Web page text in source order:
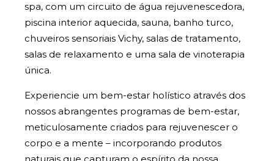
spa, com um circuito de água rejuvenescedora,
piscina interior aquecida, sauna, banho turco,
chuveiros sensoriais Vichy, salas de tratamento,
salas de relaxamento e uma sala de vinoterapia
única.
Experiencie um bem-estar holístico através dos
nossos abrangentes programas de bem-estar,
meticulosamente criados para rejuvenescer o
corpo e a mente – incorporando produtos